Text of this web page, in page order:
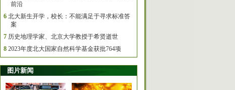
前沿
6 北大新生开学，校长：不能满足于寻求标准答
案
7 历史地理学家、北京大学教授于希贤逝世
8 2023年度北大国家自然科学基金获批764项
图片新闻